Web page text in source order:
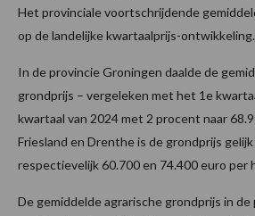
Het provinciale voortschrijdende
op de landelijke kwartaalprijs-ontwikkeling.
In de provincie Groningen daalde de
grondprijs – vergeleken met het 1e
kwartaal van 2024 met 2 procent naar
Friesland en Drenthe is de grondprijs
respectievelijk 60.700 en 74.400 euro per
De gemiddelde agrarische grondprijs in